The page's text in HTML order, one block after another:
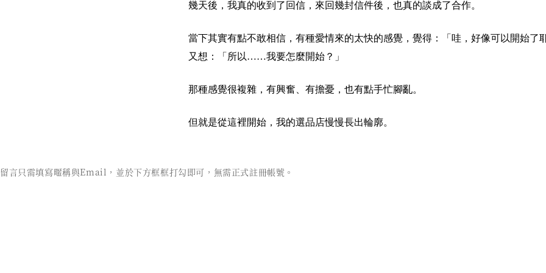
幾天後，我真的收到了回信，來回幾封信件後，也真的談成了合作。
當下其實有點不敢相信，有種愛情來的太快的感覺，覺得：「哇，好像可以開始了
又想：「所以……我要怎麼開始？」
那種感覺很複雜，有興奮、有擔憂，也有點手忙腳亂。
但就是從這裡開始，我的選品店慢慢長出輪廓。
留言只需填寫暱稱與Email，並於下方框框打勾即可，無需正式註冊帳號。